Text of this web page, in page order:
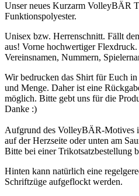
Unser neues Kurzarm VolleyBÄR
Funktionspolyester.
Unisex bzw. Herrenschnitt. Fällt
aus! Vorne hochwertiger
Vereinsnamen, Nummern,
Wir bedrucken das Shirt für Euch
und Menge. Daher ist eine
möglich. Bitte gebt uns für die
Danke :)
Aufgrund des VolleyBÄR-Motives
auf der Herzseite oder unten am
Bitte bei einer Trikotsatzbestellung
Hinten kann natürlich eine
Schriftzüge aufgeflockt werden.